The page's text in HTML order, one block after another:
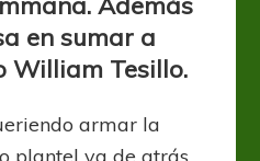
en sumar a
William Tesillo.
armar la